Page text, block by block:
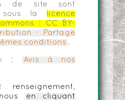
de site sont
sous la
licence
:
CC BY-
- Partage
conditions .
:
Avis à nos
en cliquant